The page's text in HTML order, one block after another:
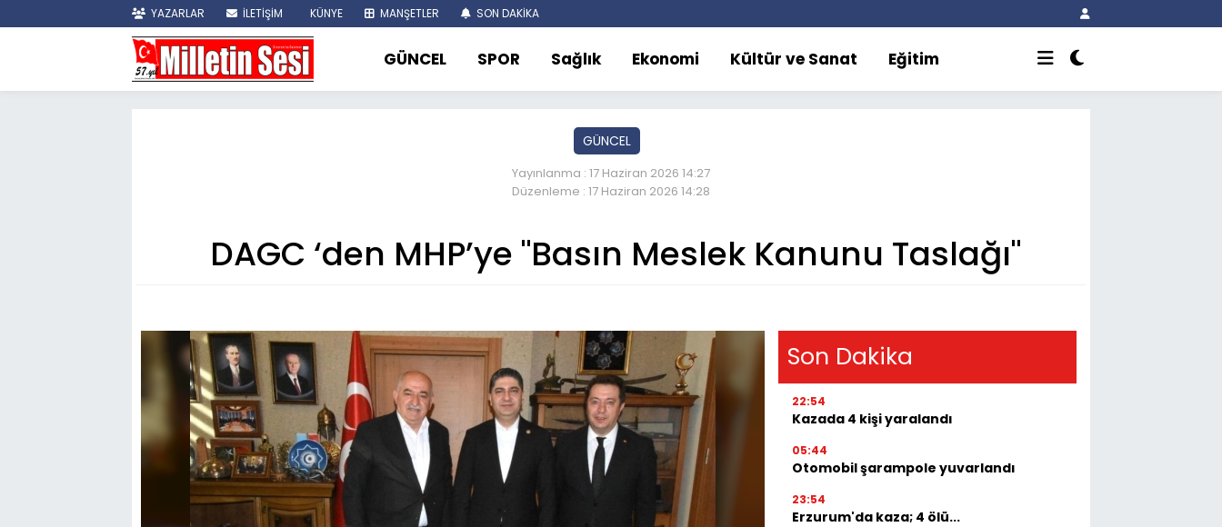
YAZARLAR İLETİŞİM KÜNYE MANŞETLER SON DAKİKA
GÜNCEL SPOR Sağlık Ekonomi Kültür ve Sanat Eğitim
GÜNCEL
Yayınlanma : 17 Haziran 2026 14:27
Düzenleme : 17 Haziran 2026 14:28
DAGC ‘den MHP’ye "Basın Meslek Kanunu Taslağı"
Son Dakika
22:54
Kazada 4 kişi yaralandı
05:44
Otomobil şarampole yuvarlandı
23:54
Erzurum'da kaza; 4 ölü...